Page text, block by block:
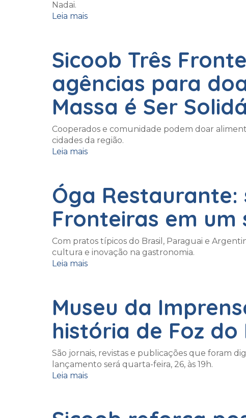
Nadai.
Leia mais
Sicoob Três
agências para
Massa é Ser
Cooperados e comunidade podem doar
cidades da região.
Leia mais
Óga Restaurante:
Fronteiras em um
Com pratos típicos do Brasil, Paraguai e
cultura e inovação na gastronomia.
Leia mais
Museu da
história de Foz do
São jornais, revistas e publicações que foram
lançamento será quarta-feira, 26, às 19h.
Leia mais